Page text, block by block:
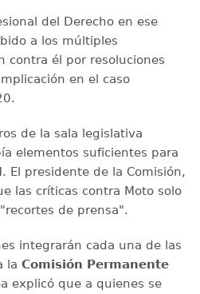
del Derecho en ese
a los múltiples
contra él por resoluciones
en el caso
de la sala legislativa
elementos suficientes para
. El presidente de la Comisión,
las críticas contra Moto solo
de prensa".
integrarán cada una de las
la Comisión Permanente
explicó que a quienes se